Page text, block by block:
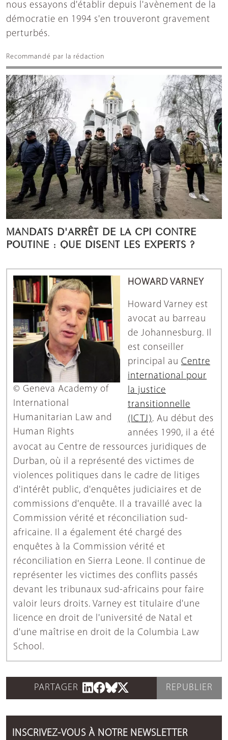
nous essayons d'établir depuis l'avènement de la
démocratie en 1994 s'en trouveront gravement
perturbés.
Recommandé par la rédaction
MANDATS D'ARRÊT DE LA CPI CONTRE
POUTINE : QUE DISENT LES EXPERTS ?
© Geneva Academy of
International
Humanitarian Law and
Human Rights
HOWARD VARNEY
Howard Varney est
avocat au barreau
de Johannesburg. Il
est conseiller
principal au Centre
international pour
la justice
transitionnelle
(ICTJ). Au début des
années 1990, il a été
avocat au Centre de ressources juridiques de
Durban, où il a représenté des victimes de
violences politiques dans le cadre de litiges
d'intérêt public, d'enquêtes judiciaires et de
commissions d'enquête. Il a travaillé avec la
Commission vérité et réconciliation sud-
africaine. Il a également été chargé des
enquêtes à la Commission vérité et
réconciliation en Sierra Leone. Il continue de
représenter les victimes des conflits passés
devant les tribunaux sud-africains pour faire
valoir leurs droits. Varney est titulaire d'une
licence en droit de l'université de Natal et
d'une maîtrise en droit de la Columbia Law
School.
PARTAGER REPUBLIER
INSCRIVEZ-VOUS À NOTRE NEWSLETTER